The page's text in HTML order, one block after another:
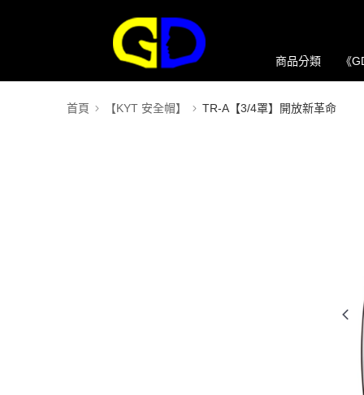
商品分類 《
首頁 【KYT 安全帽】 TR-A【3/4罩】開放新革命